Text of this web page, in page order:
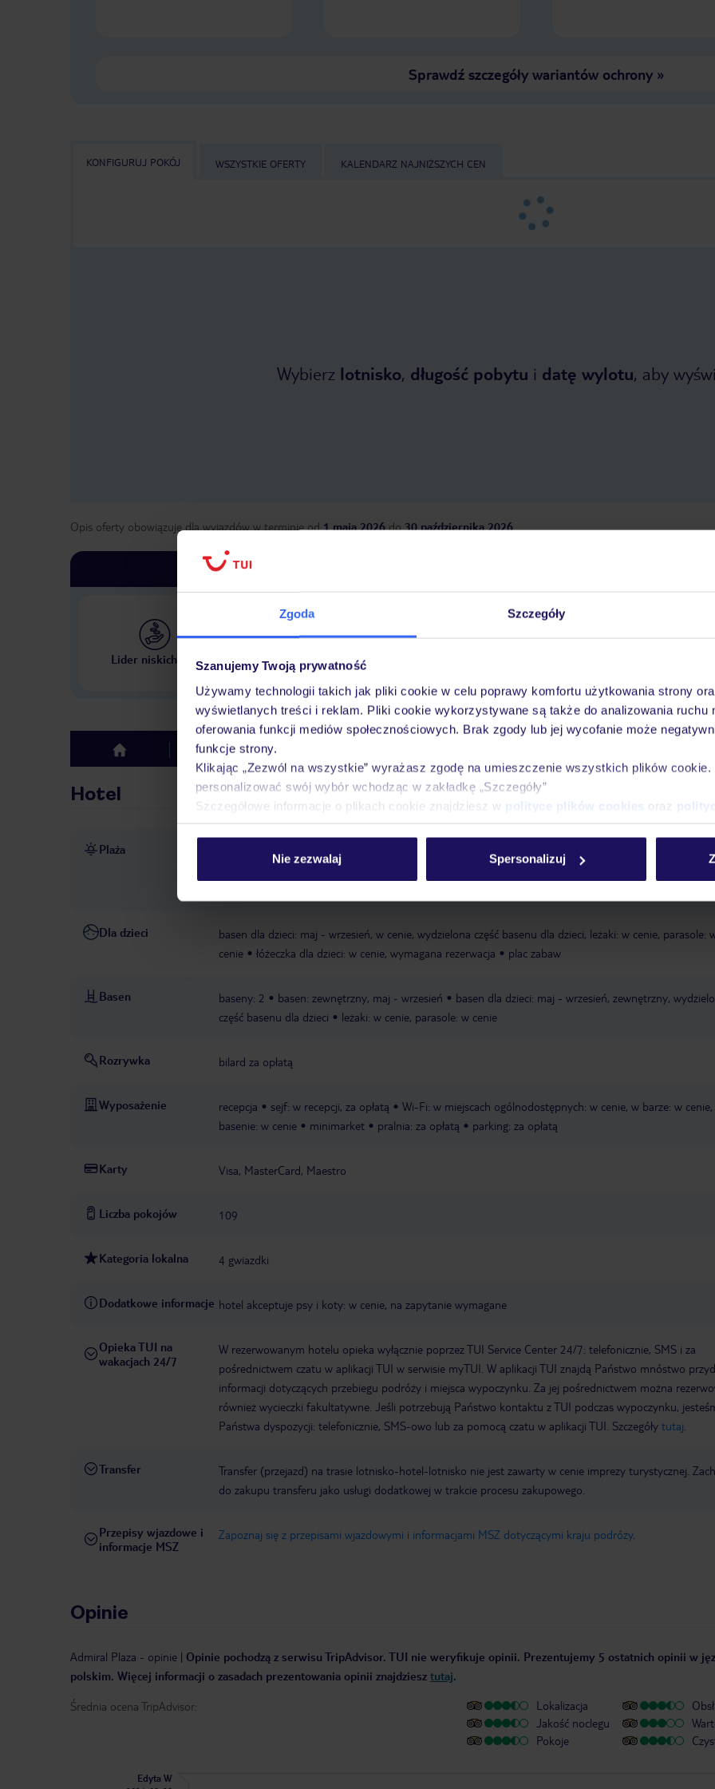
Zgoda Szczegóły
Szanujemy Twoją prywatność
Używamy technologii takich jak pliki cookie w celu poprawy komfortu użytkowania strony
wyświetlanych treści i reklam. Pliki cookie wykorzystywane są także do analizowania ruchu
oferowania funkcji mediów społecznościowych. Brak zgody lub jej wycofanie może
funkcje strony.
Klikając „Zezwól na wszystkie” wyrażasz zgodę na umieszczenie wszystkich plików
personalizować swój wybór wchodząc w zakładkę „Szczegóły”
Szczegółowe informacje o plikach cookie znajdziesz w polityce plików cookies oraz
Nie zezwalaj Spersonalizuj
Sprawdź szczegóły wariantów ochrony»
KONFIGURUJ POKÓJ WSZYSTKIE OFERTY KALENDARZ NAJNIŻSZYCH CEN
Wybierz lotnisko, długość pobytu i datę wylotu, aby
Opis oferty obowiązuje dla wyjazdów w terminie od 1 maja 2026do30 października 2026
Lider niskich cen
w Polsce
top Hotel
Hotel
Plaża ok. 250 m od plaży piaszczysta hotel oddzielony od plaży ulicą
leżaki za opłatą, dostępność nie
gwarantowana, zależna od decyzji hotelu lub dostawcy zewnętrznego
parasole za opłatą, dostępność
Dla dzieci
basen dla dzieci: maj - wrzesień, w cenie, wydzielona część basenu dla dzieci, leżaki: w cenie, parasole:
cenie
łóżeczka dla dzieci: w cenie, wymagana rezerwacja plac zabaw
Basen baseny: 2 basen: zewnętrzny, maj - wrzesień
basen dla dzieci: maj - wrzesień, zewnętrzny,
część basenu dla dzieci
leżaki: w cenie, parasole: w cenie
Rozrywka bilard za opłatą
Wyposażenie recepcja sejf: w recepcji, za opłatą
Wi-Fi: w miejscach ogólnodostępnych: w cenie, w barze: w
basenie: w cenie
minimarket pralnia: za opłatą parking: za opłatą
Karty Visa, MasterCard, Maestro
Liczba pokojów 109
Kategoria lokalna 4 gwiazdki
Dodatkowe informacje hotel akceptuje psy i koty: w cenie, na zapytanie wymagane
Opieka TUI na
wakacjach 24/7
W rezerwowanym hotelu opieka wyłącznie poprzez TUI Service Center 24/7: telefonicznie, SMS i za
pośrednictwem czatu w aplikacji TUI w serwisie myTUI. W aplikacji TUI znajdą Państwo mnóstwo
informacji dotyczących przebiegu podróży i miejsca wypoczynku. Za jej pośrednictwem można
również wycieczki fakultatywne. Jeśli potrzebują Państwo kontaktu z TUI podczas wypoczynku,
Państwa dyspozycji: telefonicznie, SMS-owo lub za pomocą czatu w aplikacji TUI. Szczegóły tutaj
Transfer
Transfer (przejazd) na trasie lotnisko-hotel-lotnisko nie jest zawarty w cenie imprezy turystycznej.
do zakupu transferu jako usługi dodatkowej w trakcie procesu zakupowego.
Przepisy wjazdowe i
informacje MSZ
Zapoznaj się z przepisami wjazdowymi i informacjami MSZ dotyczącymi kraju podróży.
Opinie
Admiral Plaza - opinie | Opinie pochodzą z serwisu TripAdvisor. TUI nie weryfikuje opinii. Prezentujemy 5 ostatnich opinii w
polskim. Więcej informacji o zasadach prezentowania opinii znajdziesz tutaj.
Średnia ocena TripAdvisor:
Lokalizacja
Jakość noclegu
Pokoje
Edyta W